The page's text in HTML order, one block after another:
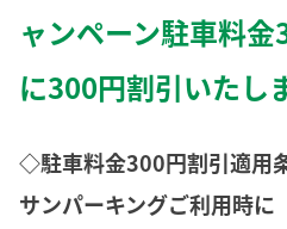
ャンペーン駐車料
に300円割引いたし
◇駐車料金300円割引適用
サンパーキングご利用時に